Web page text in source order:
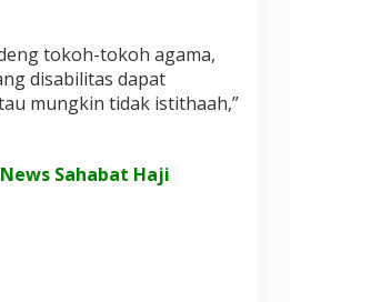
tokoh-tokoh agama,
disabilitas dapat
mungkin tidak istithaah,”
Sahabat Haji